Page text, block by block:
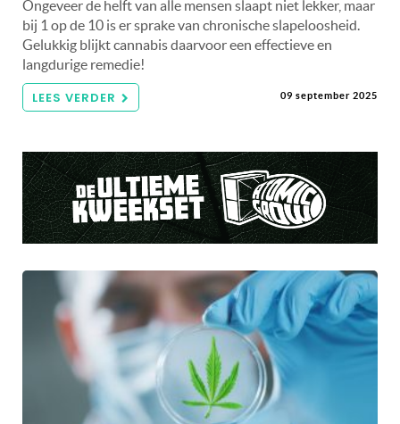
Ongeveer de helft van alle mensen slaapt niet lekker, maar
bij 1 op de 10 is er sprake van chronische slapeloosheid.
Gelukkig blijkt cannabis daarvoor een effectieve en
langdurige remedie!
LEES VERDER 09 september 2025